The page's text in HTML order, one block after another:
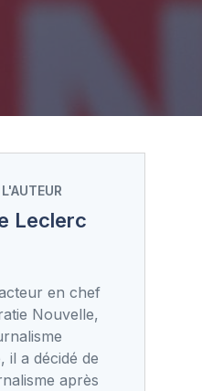
Leclerc
en chef
Nouvelle,
il a décidé de
après